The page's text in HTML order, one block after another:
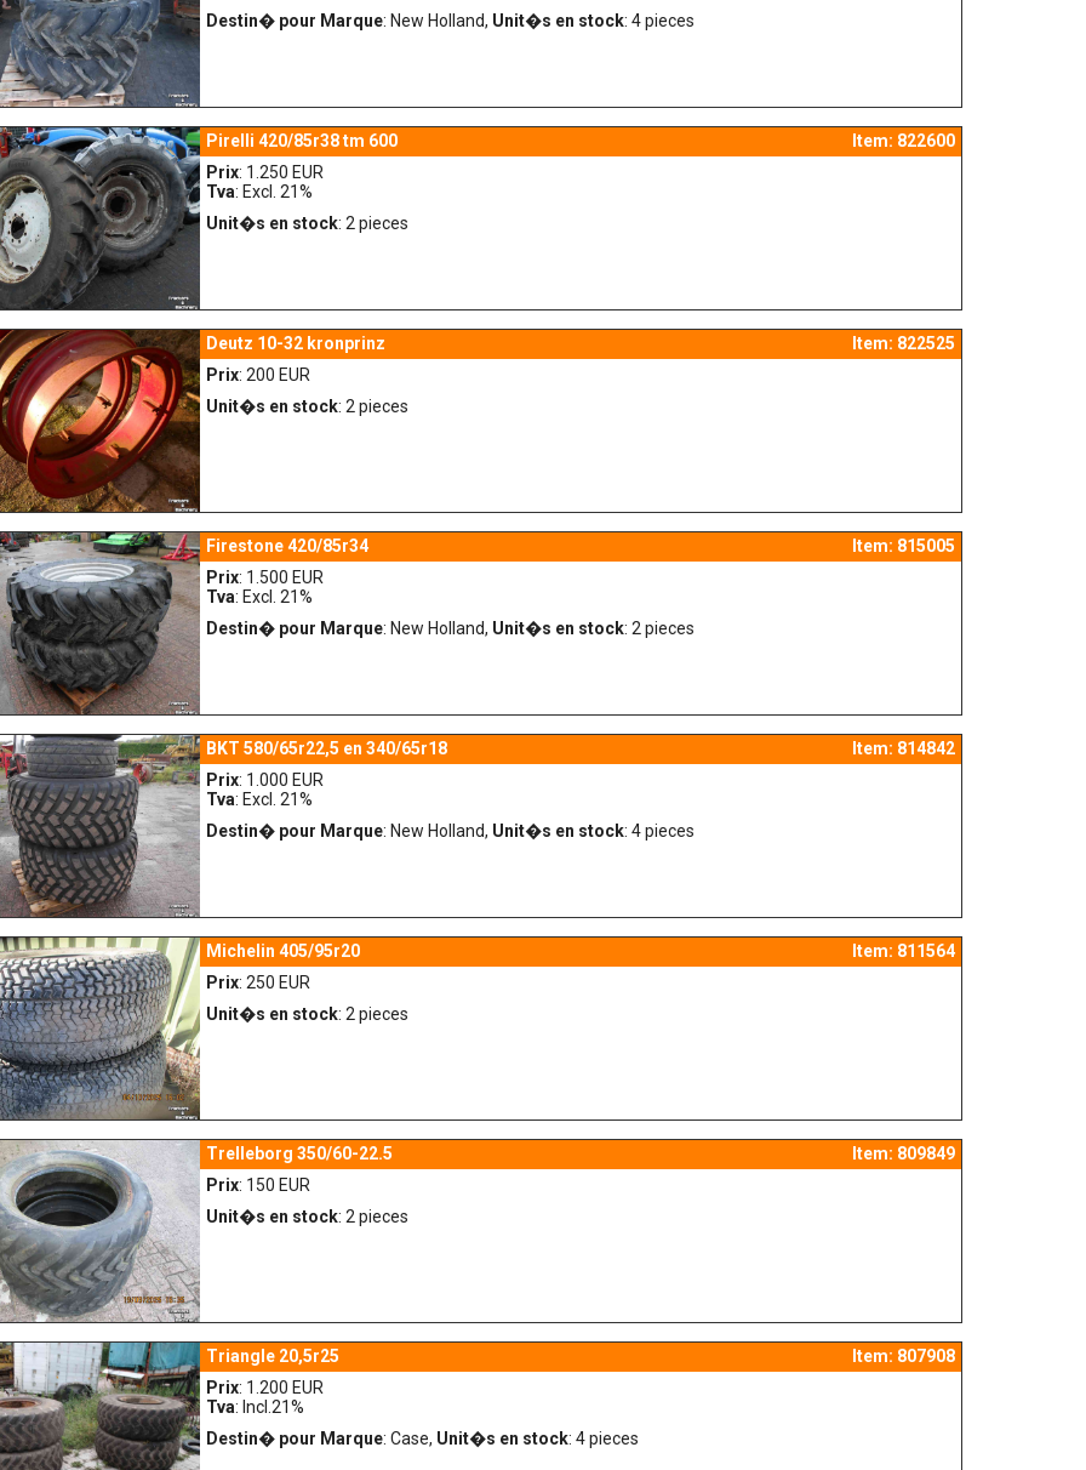
Destin� pour Marque: New Holland, Unit�s en stock: 4 pieces
Pirelli 420/85r38 tm 600
Item: 822600
Prix: 1.250 EUR
Tva: Excl. 21%
Unit�s en stock: 2 pieces
Deutz 10-32 kronprinz
Item: 822525
Prix: 200 EUR
Unit�s en stock: 2 pieces
Firestone 420/85r34
Item: 815005
Prix: 1.500 EUR
Tva: Excl. 21%
Destin� pour Marque: New Holland, Unit�s en stock: 2 pieces
BKT 580/65r22,5 en 340/65r18
Item: 814842
Prix: 1.000 EUR
Tva: Excl. 21%
Destin� pour Marque: New Holland, Unit�s en stock: 4 pieces
Michelin 405/95r20
Item: 811564
Prix: 250 EUR
Unit�s en stock: 2 pieces
Trelleborg 350/60-22.5
Item: 809849
Prix: 150 EUR
Unit�s en stock: 2 pieces
Triangle 20,5r25
Item: 807908
Prix: 1.200 EUR
Tva: Incl.21%
Destin� pour Marque: Case, Unit�s en stock: 4 pieces